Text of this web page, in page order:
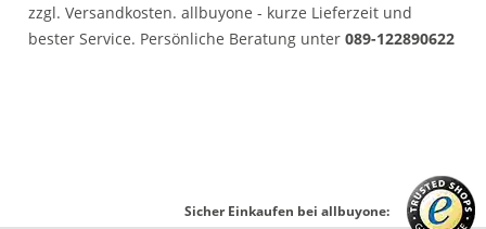
zzgl. Versandkosten. allbuyone - kurze Lieferzeit und
bester Service. Persönliche Beratung unter 089-122890622
Sicher Einkaufen bei allbuyone: